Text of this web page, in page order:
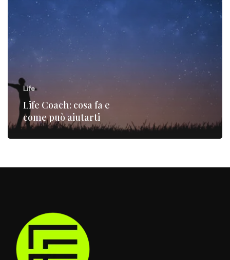
Life
Life Coach: cosa fa e
come può aiutarti